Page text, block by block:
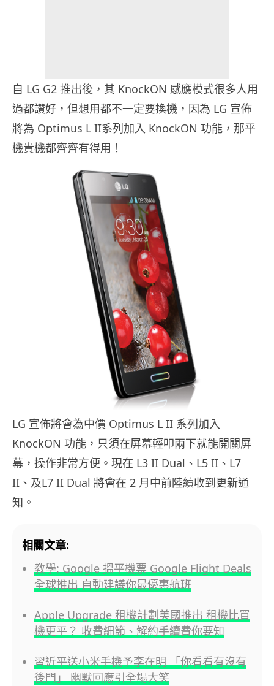
自 LG G2 推出後，其 KnockON 感應模式很多人用
過都讚好，但想用都不一定要換機，因為 LG 宣佈
將為 Optimus L II系列加入 KnockON 功能，那平
機貴機都齊齊有得用！
LG 宣佈將會為中價 Optimus L II 系列加入
KnockON 功能，只須在屏幕輕叩兩下就能開關屏
幕，操作非常方便。現在 L3 II Dual、L5 II、L7
II、及L7 II Dual 將會在 2 月中前陸續收到更新通
知。
相關文章:
教學: Google 搵平機票 Google Flight Deals
全球推出 自動建議你最優惠航班
Apple Upgrade 租機計劃美國推出 租機比買
機更平？ 收費細節、解約手續費你要知
習近平送小米手機予李在明 「你看看有沒有
後門」 幽默回應引全場大笑